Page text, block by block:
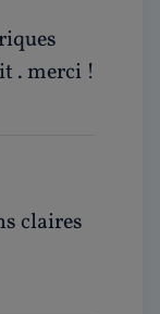
. merci !
claires